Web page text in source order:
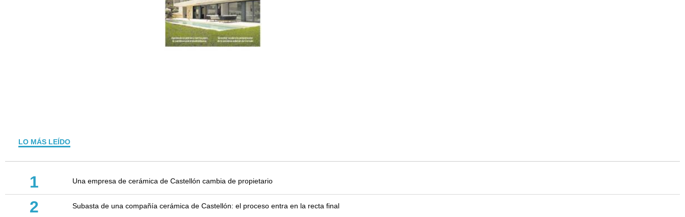
LO MÁS LEÍDO
1 Una empresa de cerámica de Castellón cambia de propietario
2 Subasta de una compañía cerámica de Castellón: el proceso entra en la recta final